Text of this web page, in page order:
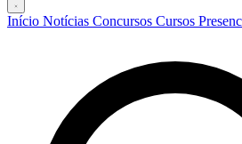
Início Notícias Concursos Cursos